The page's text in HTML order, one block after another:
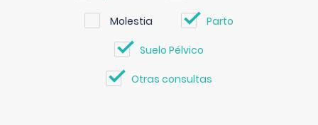
Molestia Parto
Suelo Pélvico
Otras consultas